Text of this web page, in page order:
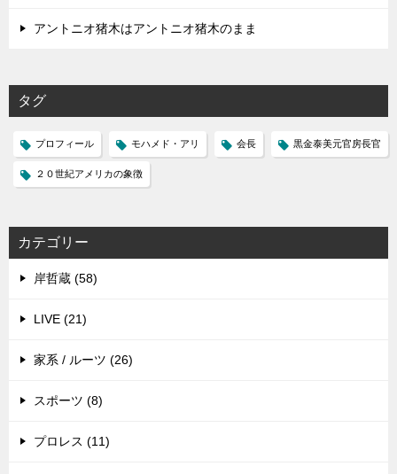
アントニオ猪木はアントニオ猪木のまま
タグ
プロフィール モハメド・アリ 会長 黒金泰美元官房長官
２０世紀アメリカの象徴
カテゴリー
岸哲蔵 (58)
LIVE (21)
家系 / ルーツ (26)
スポーツ (8)
プロレス (11)